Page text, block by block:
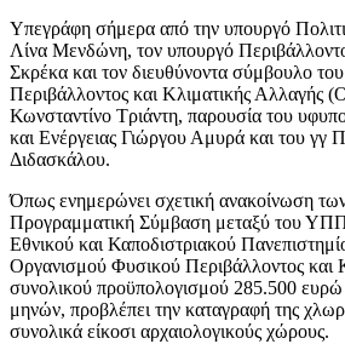
Υπεγράφη σήμερα από την υπουργό
Λίνα Μενδώνη, τον υπουργό
Σκρέκα και τον διευθύνοντα σύμβουλο
Περιβάλλοντος και Κλιματικής
Κωνσταντίνο Τριάντη, παρουσία του
και Ενέργειας Γιώργου Αμυρά και του γγ
Διδασκάλου.
Όπως ενημερώνει σχετική ανακοίνωση
Προγραμματική Σύμβαση μεταξύ του
Εθνικού και Καποδιστριακού
Οργανισμού Φυσικού Περιβάλλοντος και
συνολικού προϋπολογισμού 285.500 ευρώ
μηνών, προβλέπει την καταγραφή της
συνολικά είκοσι αρχαιολογικούς χώρους.